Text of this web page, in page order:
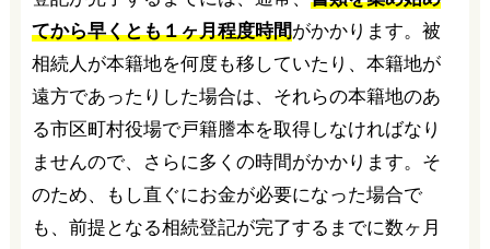
てから早くとも１ヶ月程度時間がかかります。被
相続人が本籍地を何度も移していたり、本籍地が
遠方であったりした場合は、それらの本籍地のあ
る市区町村役場で戸籍謄本を取得しなければなり
ませんので、さらに多くの時間がかかります。そ
のため、もし直ぐにお金が必要になった場合で
も、前提となる相続登記が完了するまでに数ヶ月